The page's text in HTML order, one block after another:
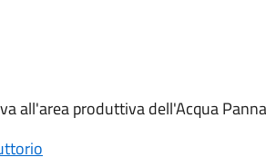
all'area produttiva dell'Acqua Panna